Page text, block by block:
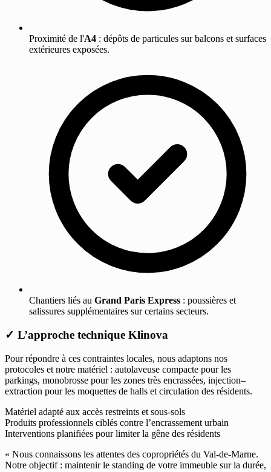
Proximité de l'A4 : dépôts de particules sur balcons et surfaces
extérieures exposées.
Chantiers liés au Grand Paris Express : poussières et
salissures supplémentaires sur certains secteurs.
✓ L’approche technique Klinova
Pour répondre à ces contraintes locales, nous adaptons nos
protocoles et notre matériel : autolaveuse compacte pour les
parkings, monobrosse pour les zones très encrassées, injection–
extraction pour les moquettes de halls et circulation des résidents.
Matériel adapté aux accès restreints et sous-sols
Produits professionnels ciblés contre l’encrassement urbain
Interventions planifiées pour limiter la gêne des résidents
« Nous connaissons les attentes des copropriétés du Val-de-Marne.
Notre objectif : maintenir le standing de votre immeuble sur la durée,